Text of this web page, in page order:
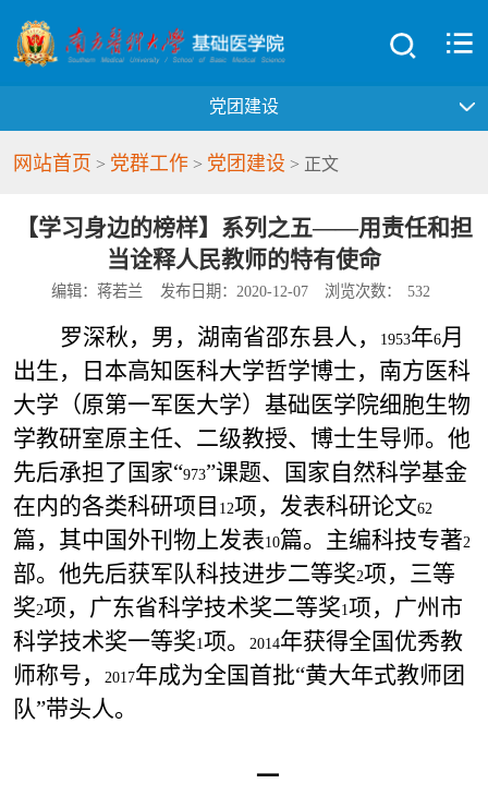
党团建设
网站首页 > 党群工作> 党团建设 > 正文
【学习身边的榜样】系列之五——用责任和担
当诠释人民教师的特有使命
编辑：蒋若兰 发布日期：2020-12-07 浏览次数： 532
罗深秋，男，湖南省邵东县人， 1953年6月
出生，日本高知医科大学哲学博士，南方医科
大学（原第一军医大学）基础医学院细胞生物
学教研室原主任、二级教授、博士生导师。他
先后承担了国家“973”课题、国家自然科学基金
在内的各类科研项目 12项，发表科研论文62
篇，其中国外刊物上发表10篇。主编科技专著2
部。他先后获军队科技进步二等奖2项，三等
奖2项，广东省科学技术奖二等奖1项，广州市
科学技术奖一等奖1项。 2014年获得全国优秀教
师称号，
2017年成为全国首批“黄大年式教师团
队”带头人。
一